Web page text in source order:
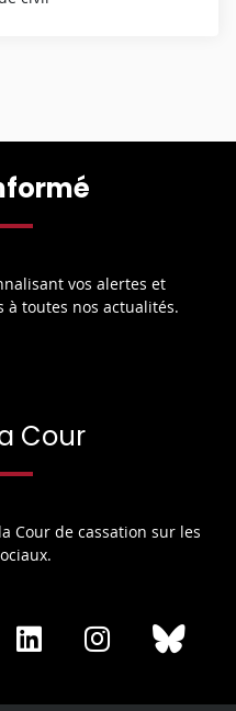
vos alertes et
à toutes nos actualités.
Cour
Cour de cassation sur les
Share
Share